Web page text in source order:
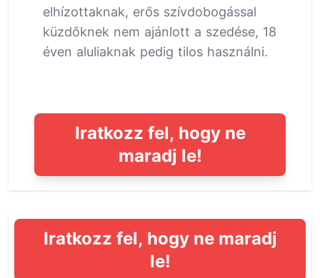
elhízottaknak, erős szívdobogással
küzdőknek nem ajánlott a szedése, 18
éven aluliaknak pedig tilos használni.
Iratkozz fel, hogy ne
maradj le!
Iratkozz fel, hogy ne maradj
le!